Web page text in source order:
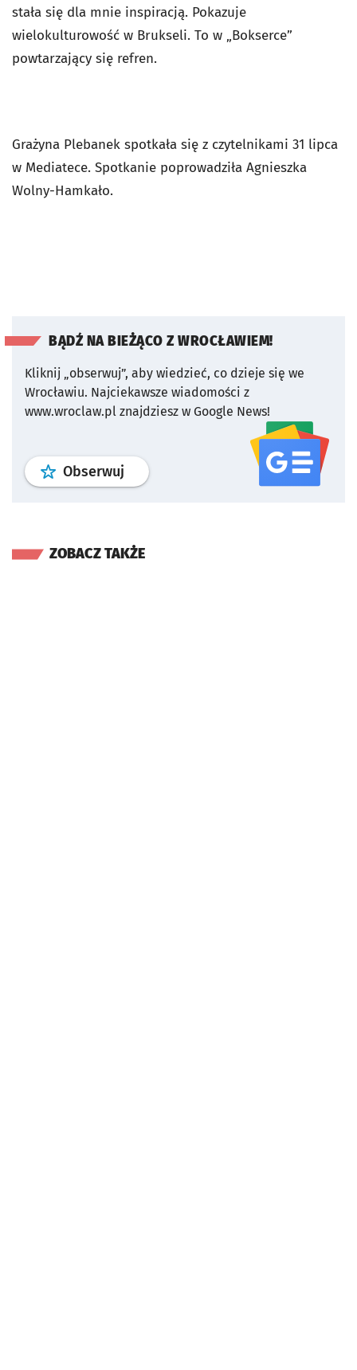
stała się dla mnie inspiracją. Pokazuje
wielokulturowość w Brukseli. To w „Bokserce”
powtarzający się refren.
Grażyna Plebanek spotkała się z czytelnikami 31 lipca
w Mediatece. Spotkanie poprowadziła Agnieszka
Wolny-Hamkało.
BĄDŹ NA BIEŻĄCO Z WROCŁAWIEM!
Kliknij „obserwuj”, aby wiedzieć, co dzieje się we
Wrocławiu. Najciekawsze wiadomości z
www.wroclaw.pl znajdziesz w Google News!
Obserwuj profil serwisu
ZOBACZ TAKŻE